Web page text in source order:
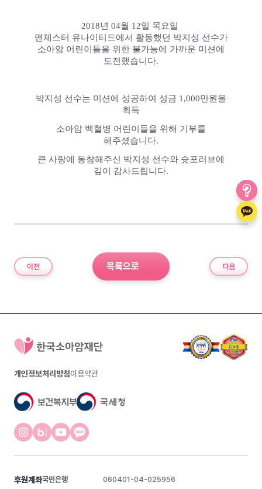
2018년 04월 12일 목요일
맨체스터 유나이티드에서 활동했던 박지성 선수가
소아암 어린이들을 위한 불가능에 가까운 미션에
도전했습니다.
박지성 선수는 미션에 성공하여 성금 1,000만원을
획득
​소아암 백혈병 어린이들을 위해 기부를
해주셨습니다.
큰 사랑에 동참해주신 박지성 선수와 슛포러브에
깊이 감사드립니다.
이전 목록으로 다음
개인정보처리방침이용약관
후원계좌국민은행 060401-04-025956